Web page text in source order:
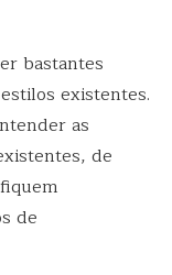
bastantes
existentes.
as
de
de